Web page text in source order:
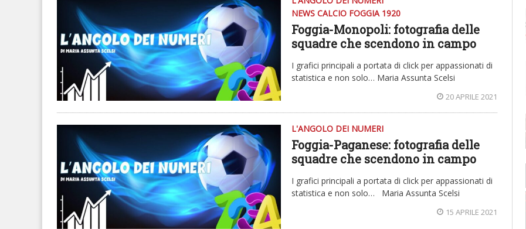
NEWS CALCIO FOGGIA 1920
Foggia-Monopoli: fotografia delle
squadre che scendono in campo
I grafici principali a portata di click per appassionati di
statistica e non solo… Maria Assunta Scelsi
20 APRILE 2021
L'ANGOLO DEI NUMERI
Foggia-Paganese: fotografia delle
squadre che scendono in campo
I grafici principali a portata di click per appassionati di
statistica e non solo… Maria Assunta Scelsi
15 APRILE 2021